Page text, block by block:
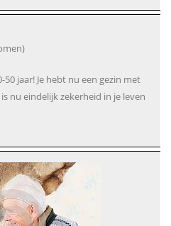
50 jaar! Je hebt nu een gezin met
nu eindelijk zekerheid in je leven